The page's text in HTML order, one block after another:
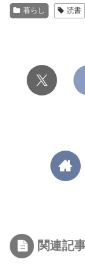
暮らし 読書
関連記